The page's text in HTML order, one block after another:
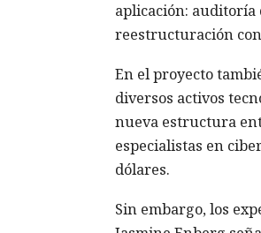
aplicación: auditoría
reestructuración
En el proyecto
diversos activos
nueva estructura
especialistas en
dólares.
Sin embargo, los